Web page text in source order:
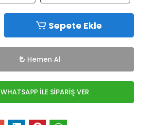
Sepete Ekle
Hemen Al
WHATSAPP İLE SİPARİŞ VER